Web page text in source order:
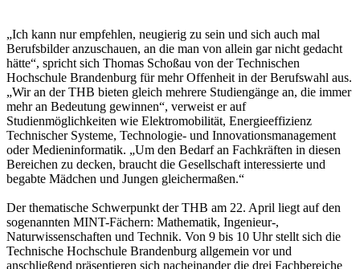
„Ich kann nur empfehlen, neugierig zu sein und sich auch mal
Berufsbilder anzuschauen, an die man von allein gar nicht gedacht
hätte“, spricht sich Thomas Schoßau von der Technischen
Hochschule Brandenburg für mehr Offenheit in der Berufswahl aus.
„Wir an der THB bieten gleich mehrere Studiengänge an, die immer
mehr an Bedeutung gewinnen“, verweist er auf
Studienmöglichkeiten wie Elektromobilität, Energieeffizienz
Technischer Systeme, Technologie- und Innovationsmanagement
oder Medieninformatik. „Um den Bedarf an Fachkräften in diesen
Bereichen zu decken, braucht die Gesellschaft interessierte und
begabte Mädchen und Jungen gleichermaßen.“
Der thematische Schwerpunkt der THB am 22. April liegt auf den
sogenannten MINT-Fächern: Mathematik, Ingenieur-,
Naturwissenschaften und Technik. Von 9 bis 10 Uhr stellt sich die
Technische Hochschule Brandenburg allgemein vor und
anschließend präsentieren sich nacheinander die drei Fachbereiche